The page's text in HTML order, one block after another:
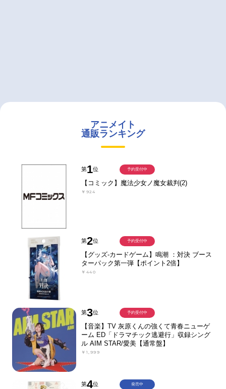
アニメイト
通販ランキング
第1位
【コミック】魔法少女ノ魔女裁判(2)
￥924
予約受付中
第2位
【グッズ-カードゲーム】鳴潮 ：対決 ブース
ターパック第一弾【ポイント2倍】
￥440
予約受付中
第3位
【音楽】TV 灰原くんの強くて青春ニューゲ
ーム ED「ドラマチック逃避行」収録シング
ル AIM STAR/愛美【通常盤】
￥1,999
予約受付中
第4位 発売中